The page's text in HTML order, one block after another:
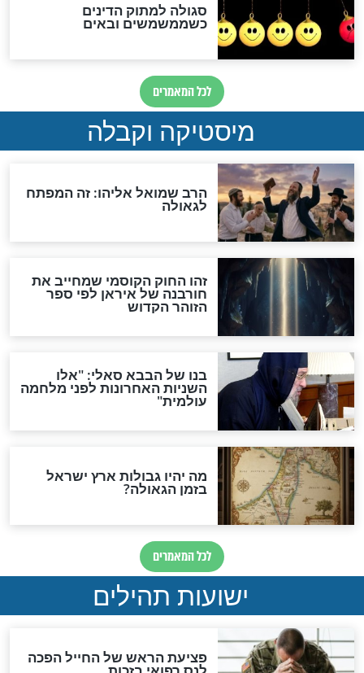
מה יהיה בימות המשיח?
"לפני הגאולה תהיה אפיקורסות
והכחשה גדולה מאוד של
האמונה"
האם לאחר בוא המשיח יהיה
אפשר לחזור בתשובה?
לכל המאמרים
להמתקת הדינים וביטול
גזרות